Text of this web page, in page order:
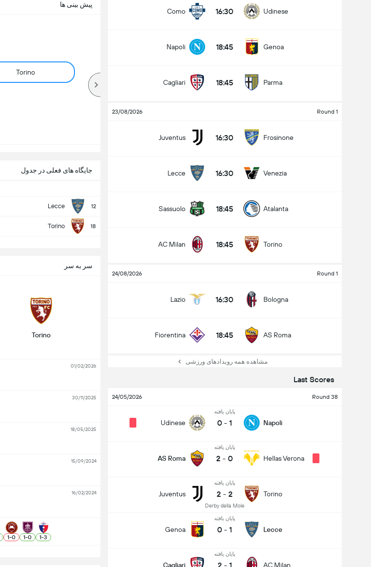
Udinese
16:30
Como
Genoa
18:45
Napoli
Parma
18:45
Cagliari
Round 1
23/08/2026
Frosinone
16:30
Juventus
Venezia
16:30
Lecce
Atalanta
18:45
Sassuolo
Torino
18:45
AC Milan
Round 1
24/08/2026
Bologna
16:30
Lazio
AS Roma
18:45
Fiorentina
مشاهده همه رویدادهای ورزشی
Last Scores
Round 38
24/05/2026
Napoli
پایان یافته
1
-
0
Udinese
Hellas Verona
پایان یافته
0
-
2
AS Roma
Torino
پایان یافته
2
-
2
Derby della Mole
Juventus
Lecce
پایان یافته
1
-
0
Genoa
AC Milan
پایان یافته
1
-
2
Cagliari
پیش بینی ها
Torino
جایگاه های فعلی در جدول
12
Lecce
18
Torino
سر به سر
Torino
01/02/2026
30/11/2025
18/05/2025
15/09/2024
16/02/2024
3
-
1
0
-
1
0
-
1